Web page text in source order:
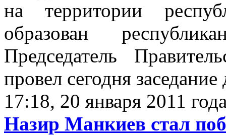
на территории
образован
Председатель
провел сегодня
17:18, 20 января 2011
Назир Манкиев стал